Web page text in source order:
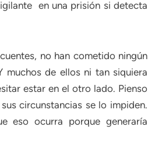
en una prisión si detecta
no han cometido ningún
de ellos ni tan siquiera
estar en el otro lado. Pienso
circunstancias se lo impiden.
eso ocurra porque generaría